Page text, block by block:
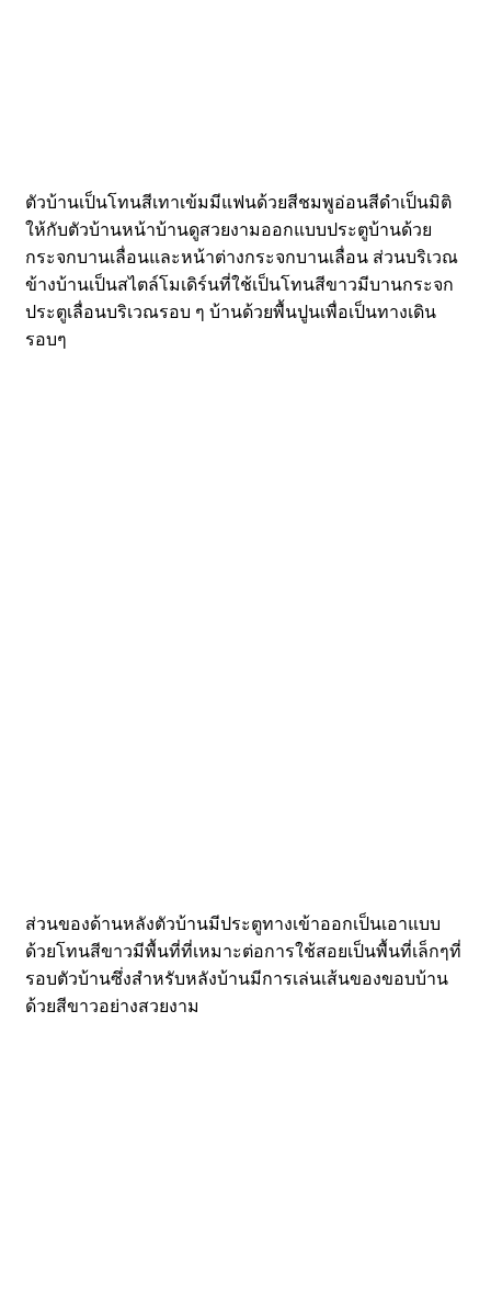
ตัวบ้านเป็นโทนสีเทาเข้มมีแฟนด้วยสีชมพูอ่อนสีดำเป็นมิติ
ให้กับตัวบ้านหน้าบ้านดูสวยงามออกแบบประตูบ้านด้วย
กระจกบานเลื่อนและหน้าต่างกระจกบานเลื่อน ส่วนบริเวณ
ข้างบ้านเป็นสไตล์โมเดิร์นที่ใช้เป็นโทนสีขาวมีบานกระจก
ประตูเลื่อนบริเวณรอบ ๆ บ้านด้วยพื้นปูนเพื่อเป็นทางเดิน
รอบๆ
ส่วนของด้านหลังตัวบ้านมีประตูทางเข้าออกเป็นเอาแบบ
ด้วยโทนสีขาวมีพื้นที่ที่เหมาะต่อการใช้สอยเป็นพื้นที่เล็กๆที่
รอบตัวบ้านซึ่งสำหรับหลังบ้านมีการเล่นเส้นของขอบบ้าน
ด้วยสีขาวอย่างสวยงาม